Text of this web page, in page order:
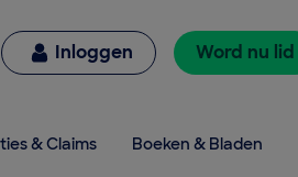
Inloggen Word nu lid
& Claims Boeken & Bladen